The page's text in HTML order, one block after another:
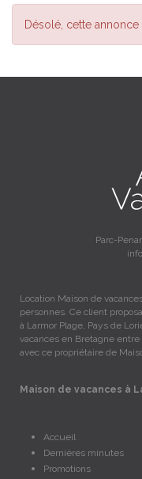
Désolé, cette
Parc-
Location Maison de
personnes. Ce client
à Larmor Plage, Pays de
vacances en Bretagne
avec ce propriétaire de
Maison de vacances à
Accueil
Dernières minutes
Promotions